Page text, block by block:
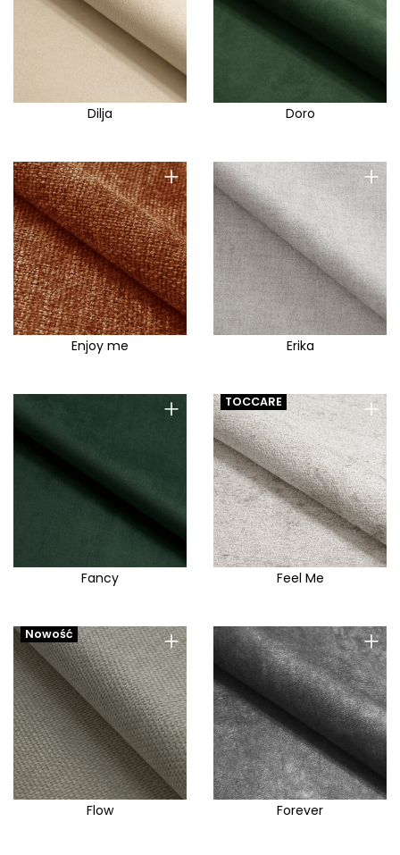
Dilja Doro
+
Enjoy me
+
Erika
+
Fancy
+
TOCCARE
Feel Me
+
Nowość
Flow
+
Forever